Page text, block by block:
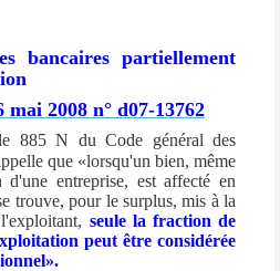
bancaires partiellement
mai 2008 n° d07-13762
885 N du Code général des
que «lorsqu'un bien, même
entreprise, est affecté en
trouve, pour le surplus, mis à la
seule la fraction de
peut être considérée
.